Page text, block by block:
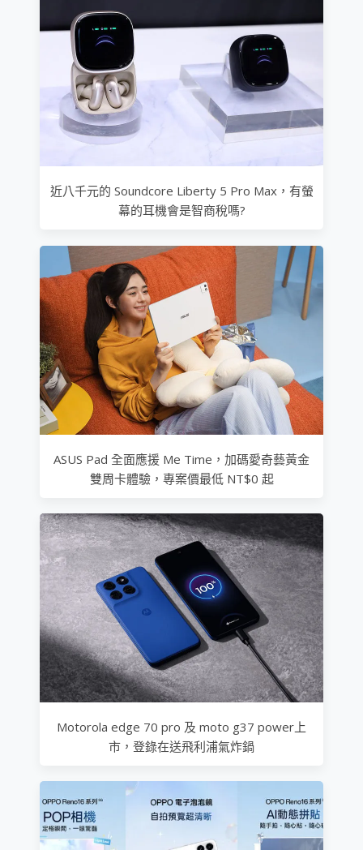
近八千元的 Soundcore Liberty 5 Pro Max，有螢
幕的耳機會是智商稅嗎?
ASUS Pad 全面應援 Me Time，加碼愛奇藝黃金
雙周卡體驗，專案價最低 NT$0 起
Motorola edge 70 pro 及 moto g37 power上
市，登錄在送飛利浦氣炸鍋